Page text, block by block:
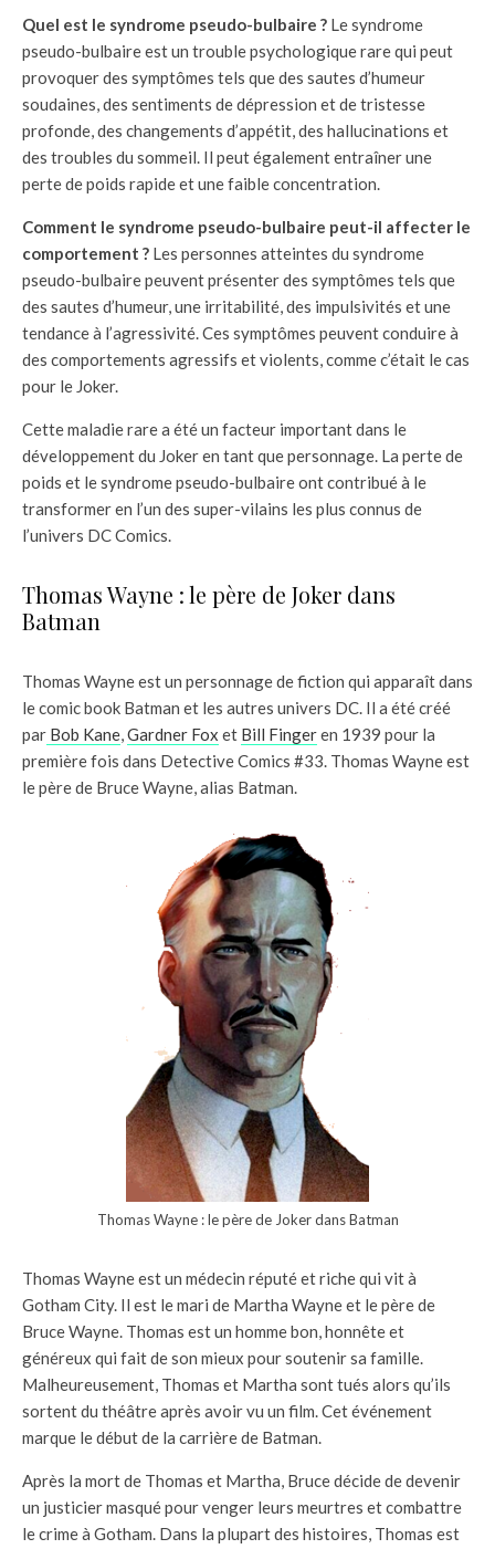
Quel est le syndrome pseudo-bulbaire ? Le syndrome
pseudo-bulbaire est un trouble psychologique rare qui peut
provoquer des symptômes tels que des sautes d’humeur
soudaines, des sentiments de dépression et de tristesse
profonde, des changements d’appétit, des hallucinations et
des troubles du sommeil. Il peut également entraîner une
perte de poids rapide et une faible concentration.
Comment le syndrome pseudo-bulbaire peut-il affecter le
comportement ? Les personnes atteintes du syndrome
pseudo-bulbaire peuvent présenter des symptômes tels que
des sautes d’humeur, une irritabilité, des impulsivités et une
tendance à l’agressivité. Ces symptômes peuvent conduire à
des comportements agressifs et violents, comme c’était le cas
pour le Joker.
Cette maladie rare a été un facteur important dans le
développement du Joker en tant que personnage. La perte de
poids et le syndrome pseudo-bulbaire ont contribué à le
transformer en l’un des super-vilains les plus connus de
l’univers DC Comics.
Thomas Wayne : le père de Joker dans
Batman
Thomas Wayne est un personnage de fiction qui apparaît dans
le comic book Batman et les autres univers DC. Il a été créé
par Bob Kane,Gardner Fox et Bill Fingeren 1939 pour la
première fois dans Detective Comics #33. Thomas Wayne est
le père de Bruce Wayne, alias Batman.
Thomas Wayne : le père de Joker dans Batman
Thomas Wayne est un médecin réputé et riche qui vit à
Gotham City. Il est le mari de Martha Wayne et le père de
Bruce Wayne. Thomas est un homme bon, honnête et
généreux qui fait de son mieux pour soutenir sa famille.
Malheureusement, Thomas et Martha sont tués alors qu’ils
sortent du théâtre après avoir vu un film. Cet événement
marque le début de la carrière de Batman.
Après la mort de Thomas et Martha, Bruce décide de devenir
un justicier masqué pour venger leurs meurtres et combattre
le crime à Gotham. Dans la plupart des histoires, Thomas est